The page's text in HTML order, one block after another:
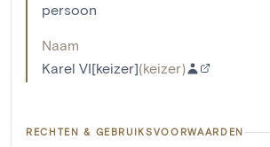
persoon
Naam
Karel VI[keizer](keizer)
RECHTEN & GEBRUIKSVOORWAARDEN